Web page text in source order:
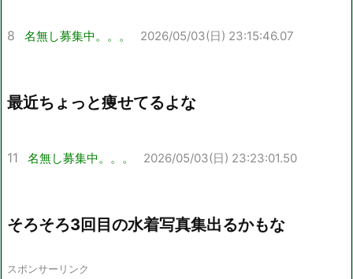
8 名無し募集中。。。 2026/05/03(日) 23:15:46.07
最近ちょっと痩せてるよな
11 名無し募集中。。。 2026/05/03(日) 23:23:01.50
そろそろ3回目の水着写真集出るかもな
スポンサーリンク